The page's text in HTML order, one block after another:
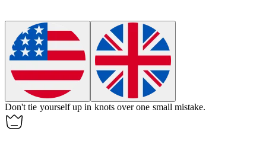
Don't tie yourself up in knots over one small mistake.